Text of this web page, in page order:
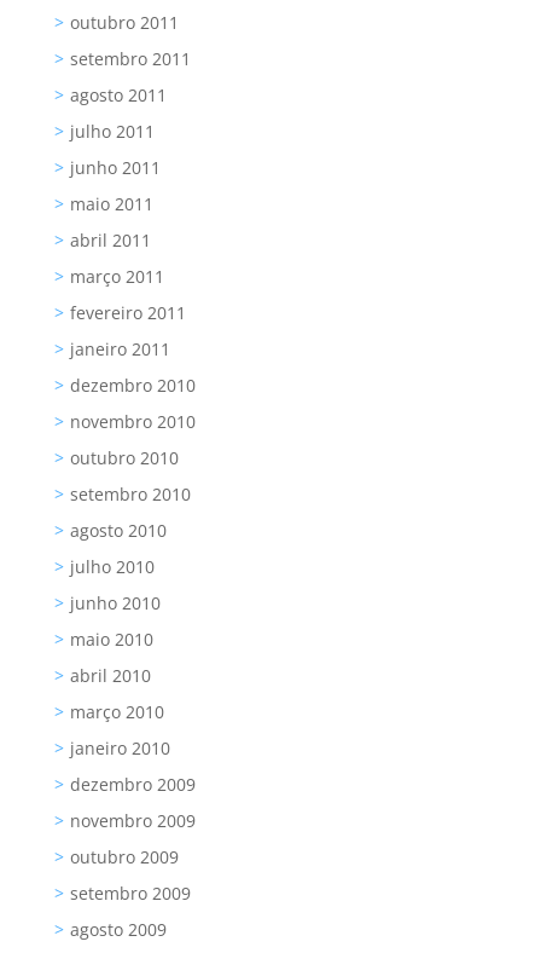
outubro 2011
setembro 2011
agosto 2011
julho 2011
junho 2011
maio 2011
abril 2011
março 2011
fevereiro 2011
janeiro 2011
dezembro 2010
novembro 2010
outubro 2010
setembro 2010
agosto 2010
julho 2010
junho 2010
maio 2010
abril 2010
março 2010
janeiro 2010
dezembro 2009
novembro 2009
outubro 2009
setembro 2009
agosto 2009